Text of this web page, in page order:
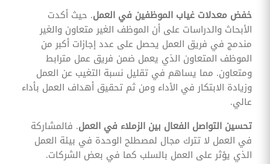
خفض معدلات غياب الموظفين في العمل. حيث أكدت
الأبحاث والدراسات على أن الموظف الغير متعاون والغير
مندمج في فريق العمل يحصل على عدد إجازات أكبر من
الموظف المتعاون الذي يعمل ضمن فريق عمل مترابط
ومتعاون. مما يساهم في تقليل نسبة التغيب عن العمل
وزيادة الابتكار في الأداء ومن ثم تحقيق أهداف العمل بأداء
عالي.
تحسين التواصل الفعال بين الزملاء في العمل. فالمشاركة
في العمل لا تترك مجال لمصطلح الوحدة في بيئة العمل
الذي يؤثر على العمل بالسلب كما في بعض الشركات.